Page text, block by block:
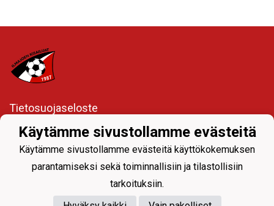
Tietosuojaseloste
Ylävalikon seuranavigoinnista joukkueiden sivuille
Käytämme sivustollamme evästeitä
Käytämme sivustollamme evästeitä käyttökokemuksen
parantamiseksi sekä toiminnallisiin ja tilastollisiin
tarkoituksiin.